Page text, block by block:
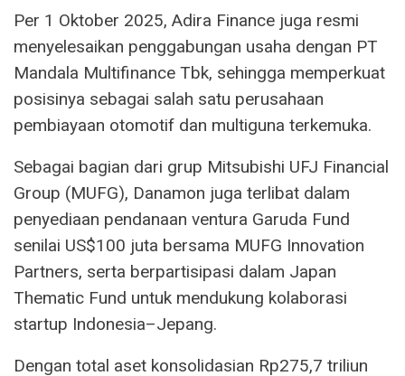
Per 1 Oktober 2025, Adira Finance juga resmi
menyelesaikan penggabungan usaha dengan PT
Mandala Multifinance Tbk, sehingga memperkuat
posisinya sebagai salah satu perusahaan
pembiayaan otomotif dan multiguna terkemuka.
Sebagai bagian dari grup Mitsubishi UFJ Financial
Group (MUFG), Danamon juga terlibat dalam
penyediaan pendanaan ventura Garuda Fund
senilai US$100 juta bersama MUFG Innovation
Partners, serta berpartisipasi dalam Japan
Thematic Fund untuk mendukung kolaborasi
startup Indonesia–Jepang.
Dengan total aset konsolidasian Rp275,7 triliun